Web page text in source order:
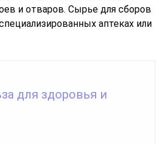
и отваров. Сырье для сборов
аптеках или
для здоровья и